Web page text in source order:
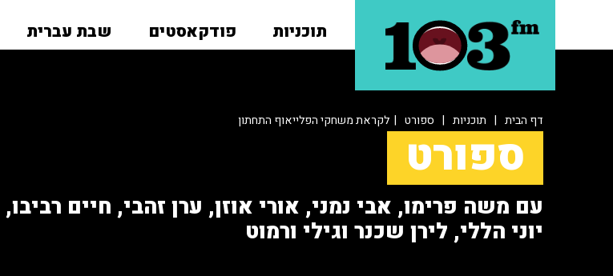
תוכניות פודקאסטים שבת עברית
דף הבית | תוכניות | ספורט | לקראת משחקי הפלייאוף התחתון
ספורט
עם משה פרימו, אבי נמני, אורי אוזן, ערן זהבי, חיים רביבו,
יוני הללי, לירן שכנר וגילי ורמוט